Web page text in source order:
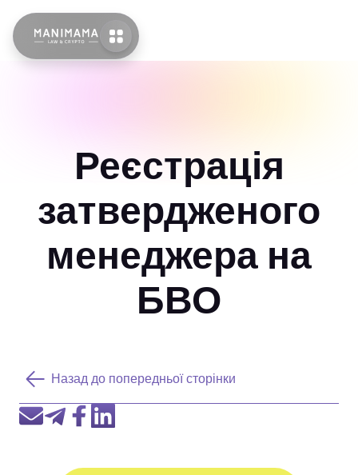
Реєстрація
затвердженого
менеджера на
БВО
Назад до попередньої сторінки